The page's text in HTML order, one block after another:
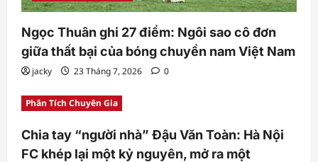
Ngọc Thuân ghi 27 điểm: Ngôi sao cô đơn
giữa thất bại của bóng chuyền nam Việt Nam
jacky 23 Tháng 7, 2026 0
Phân Tích Chuyên Gia
Chia tay “người nhà” Đậu Văn Toàn: Hà Nội
FC khép lại một kỷ nguyên, mở ra một